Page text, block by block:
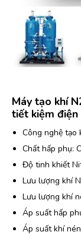
Máy tạo khí
tiết kiệm điện
Công nghệ tạo
Chất hấp phụ:
Độ tinh khiết
Lưu lượng khí
Lưu lượng khí
Áp suất hấp
Áp suất khí